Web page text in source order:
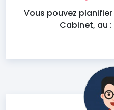
Vous pouvez
Cabinet, au :